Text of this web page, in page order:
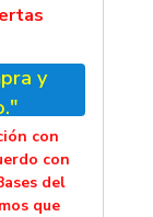
y
con
con
del
que